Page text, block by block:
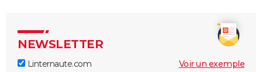
NEWSLETTER
Linternaute.com Voir un exemple